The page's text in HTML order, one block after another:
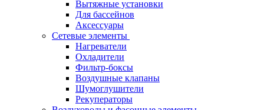
Вытяжные установки
Для бассейнов
Аксессуары
Сетевые элементы
Нагреватели
Охладители
Фильтр-боксы
Воздушные клапаны
Шумоглушители
Рекуператоры